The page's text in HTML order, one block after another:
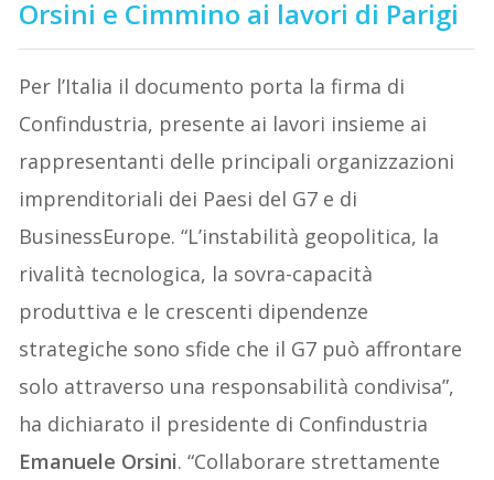
Orsini e Cimmino ai lavori di Parigi
Per l’Italia il documento porta la firma di
Confindustria, presente ai lavori insieme ai
rappresentanti delle principali organizzazioni
imprenditoriali dei Paesi del G7 e di
BusinessEurope. “L’instabilità geopolitica, la
rivalità tecnologica, la sovra-capacità
produttiva e le crescenti dipendenze
strategiche sono sfide che il G7 può affrontare
solo attraverso una responsabilità condivisa”,
ha dichiarato il presidente di Confindustria
Emanuele Orsini. “Collaborare strettamente